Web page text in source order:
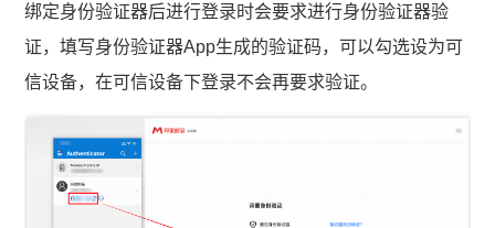
绑定身份验证器后进行登录时会要求进行身份验证器验
证，填写身份验证器App生成的验证码，可以勾选设为可
信设备，在可信设备下登录不会再要求验证。